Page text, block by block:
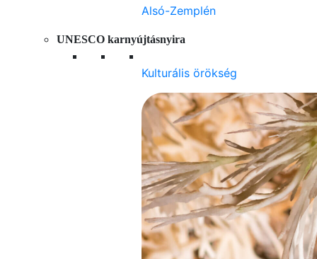
Alsó-Zemplén
UNESCO karnyújtásnyira
Kulturális örökség